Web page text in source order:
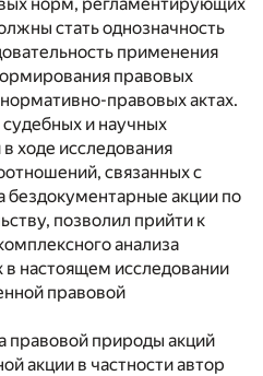
стать однозначность
применения
правовых
правовых актах.
и научных
ходе исследования
связанных с
бездокументарные акции по
позволил прийти к
анализа
настоящем исследовании
правовой
правовой природы акций
акции в частности автор